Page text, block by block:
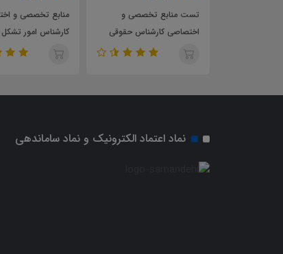
تست منابع تخصصی و
اختصاصی کارشناس حقوقی
سازمان تعزیرات حکومتی
منابع تخصصی و اختصاصی
کارشناس امور تشکل های
دینی سازمان تبلیغات اسلامی
نماد اعتماد الکترونیک و نماد ساماندهی